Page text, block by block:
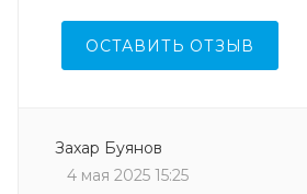
ОСТАВИТЬ ОТЗЫВ
Захар Буянов
4 мая 2025 15:25